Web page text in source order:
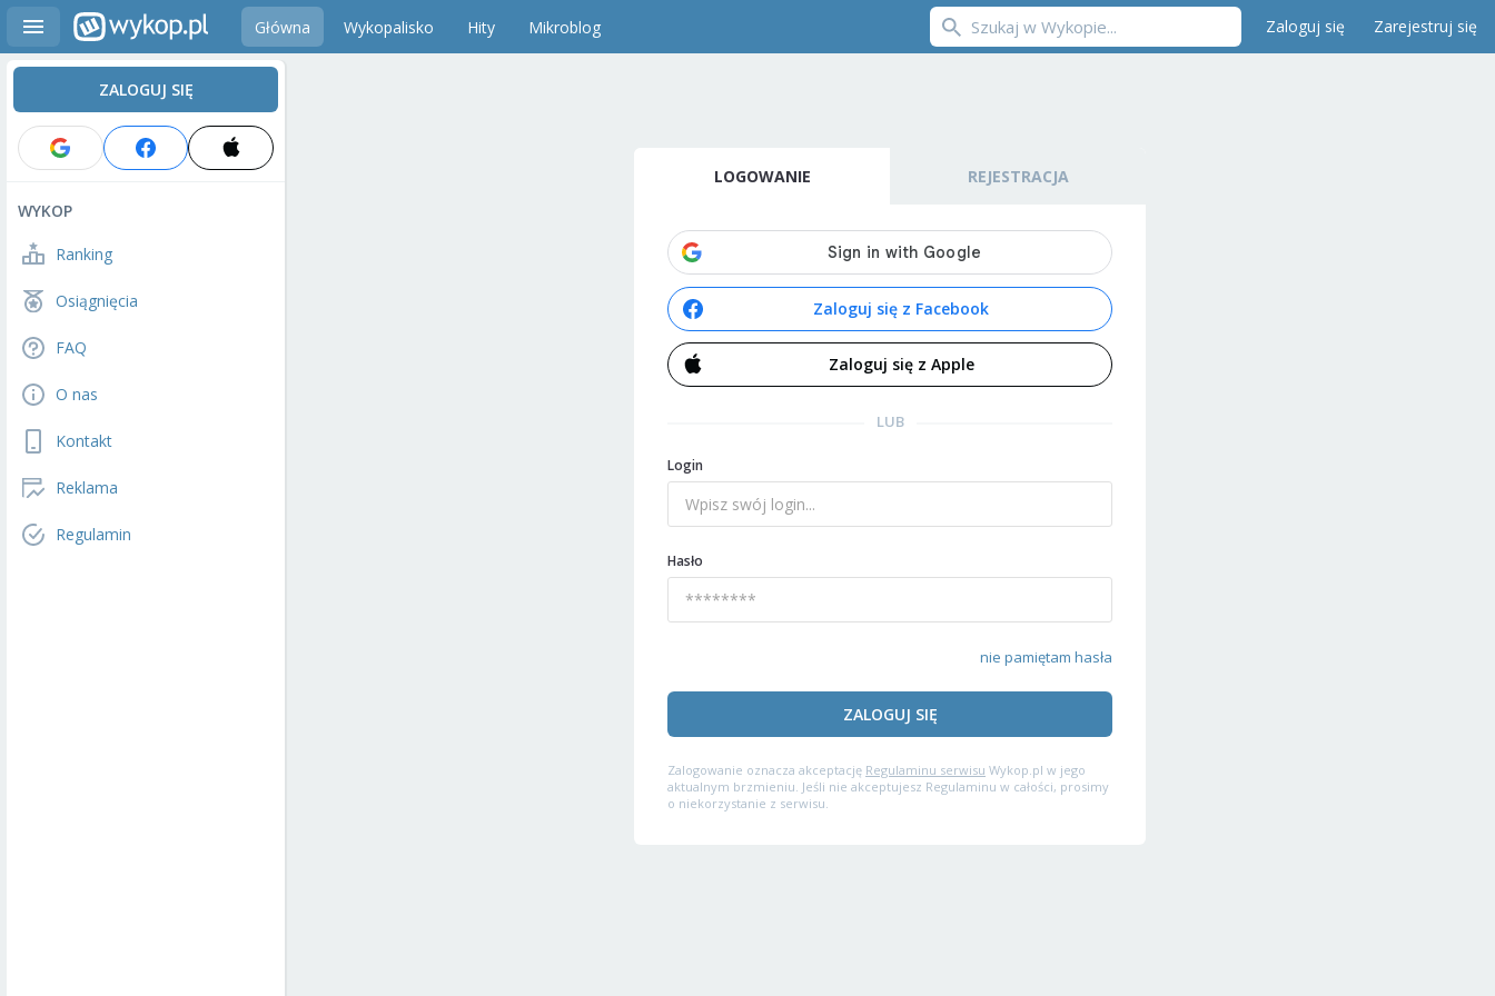
Główna Wykopalisko Hity Mikroblog Zaloguj się Zarejestruj się
ZALOGUJ SIĘ
WYKOP
Ranking
Osiągnięcia
FAQ
O nas
Kontakt
Reklama
Regulamin
LOGOWANIE REJESTRACJA
Zaloguj się z Facebook
Zaloguj się z Apple
LUB
Login
Hasło
nie pamiętam hasła
ZALOGUJ SIĘ
Zalogowanie oznacza akceptację Regulaminu serwisu Wykop.pl w jego
aktualnym brzmieniu. Jeśli nie akceptujesz Regulaminu w całości, prosimy
o niekorzystanie z serwisu.